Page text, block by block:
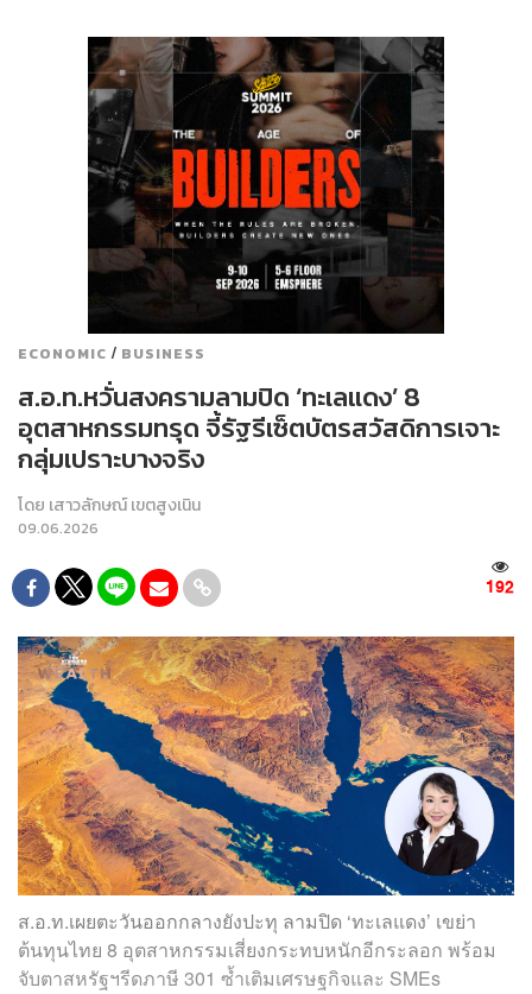
ECONOMIC / BUSINESS
ส.อ.ท.หวั่นสงครามลามปิด ‘ทะเลแดง’ 8
อุตสาหกรรมทรุด จี้รัฐรีเซ็ตบัตรสวัสดิการเจาะ
กลุ่มเปราะบางจริง
โดย เสาวลักษณ์ เขตสูงเนิน
09.06.2026
192
ส.อ.ท.เผยตะวันออกกลางยังปะทุ ลามปิด ‘ทะเลแดง’ เขย่า
ต้นทุนไทย 8 อุตสาหกรรมเสี่ยงกระทบหนักอีกระลอก พร้อม
จับตาสหรัฐฯรีดภาษี 301 ซ้ำเติมเศรษฐกิจและ SMEs